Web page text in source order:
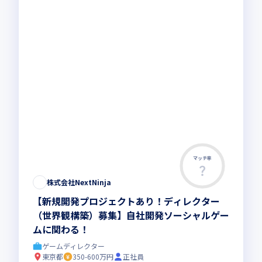
マッチ率
株式会社NextNinja
【新規開発プロジェクトあり！ディレクター
（世界観構築）募集】自社開発ソーシャルゲー
ムに関わる！
ゲームディレクター
東京都
350-600万円
正社員